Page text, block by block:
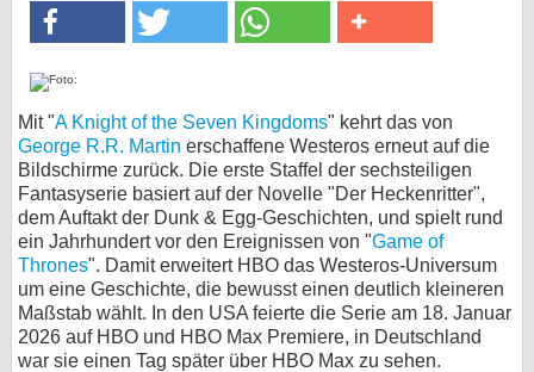
Mit "A Knight of the Seven Kingdoms" kehrt das von
George R.R. Martin erschaffene Westeros erneut auf die
Bildschirme zurück. Die erste Staffel der sechsteiligen
Fantasyserie basiert auf der Novelle "Der Heckenritter",
dem Auftakt der Dunk & Egg-Geschichten, und spielt rund
ein Jahrhundert vor den Ereignissen von "Game of
Thrones". Damit erweitert HBO das Westeros-Universum
um eine Geschichte, die bewusst einen deutlich kleineren
Maßstab wählt. In den USA feierte die Serie am 18. Januar
2026 auf HBO und HBO Max Premiere, in Deutschland
war sie einen Tag später über HBO Max zu sehen.
Specials
Gewinnspiele
Forum
bei X
bei Facebook
Kontakt